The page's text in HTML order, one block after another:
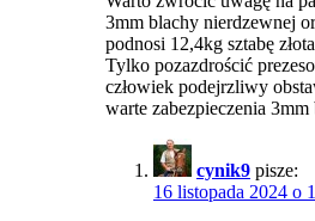
3mm blachy nierdzewnej
podnosi 12,4kg sztabę
Tylko pozazdrościć
człowiek podejrzliwy
warte zabezpieczenia
cynik9 pisze:
16 listopada 2024 o